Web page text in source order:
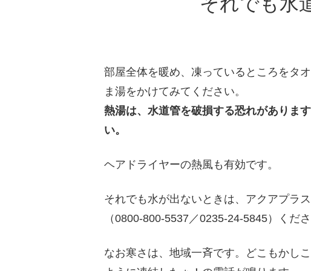
部屋全体を暖め、凍っているところをタ
ま湯をかけてみてください。
熱湯は、水道管を破損する恐れがありま
い。
ヘアドライヤーの熱風も有効です。
それでも水が出ないときは、アクアプラ
（0800-800-5537／0235-24-5845）くださ
なお寒さは、地域一斉です。どこもかし